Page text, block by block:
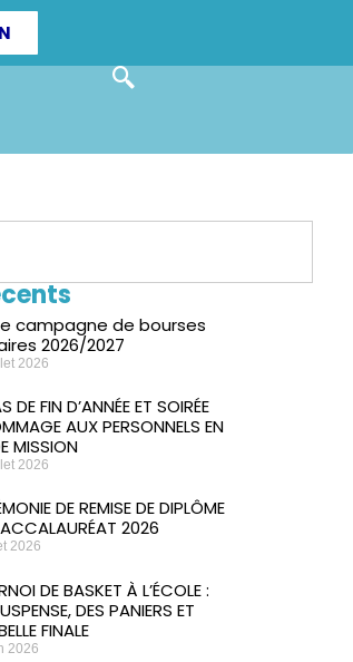
campagne de bourses
2026/2027
2026
DE FIN D’ANNÉE ET SOIRÉE
AUX PERSONNELS EN
MISSION
2026
DE REMISE DE DIPLÔME
2026
2026
DE BASKET À L’ÉCOLE :
DES PANIERS ET
FINALE
2026